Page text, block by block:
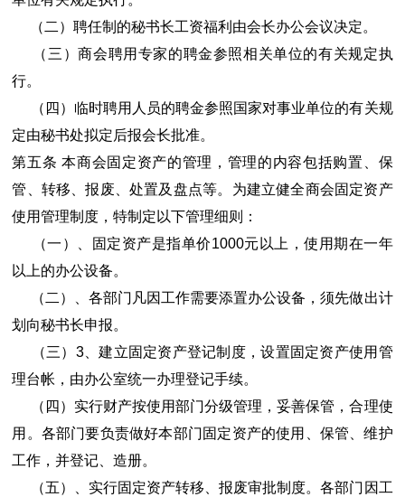
（二）聘任制的秘书长工资福利由会长办公会议决定。
（三）商会聘用专家的聘金参照相关单位的有关规定执
行。
（四）临时聘用人员的聘金参照国家对事业单位的有关规
定由秘书处拟定后报会长批准。
第五条 本商会固定资产的管理，管理的内容包括购置、保
管、转移、报废、处置及盘点等。为建立健全商会固定资产
使用管理制度，特制定以下管理细则：
（一）、固定资产是指单价1000元以上，使用期在一年
以上的办公设备。
（二）、各部门凡因工作需要添置办公设备，须先做出计
划向秘书长申报。
（三）3、建立固定资产登记制度，设置固定资产使用管
理台帐，由办公室统一办理登记手续。
（四）实行财产按使用部门分级管理，妥善保管，合理使
用。各部门要负责做好本部门固定资产的使用、保管、维护
工作，并登记、造册。
（五）、实行固定资产转移、报废审批制度。各部门因工